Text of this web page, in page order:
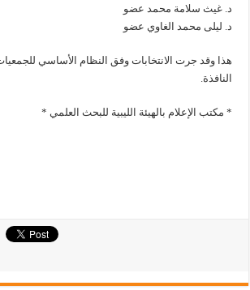
د. غيث سلامة محمد عضو
د. ليلى محمد الغاوي عضو
هذا وقد جرت الانتخابات وفق النظام الأساسي
النافذة.
* مكتب الإعلام بالهيئة الليبية للبحث العلمي *